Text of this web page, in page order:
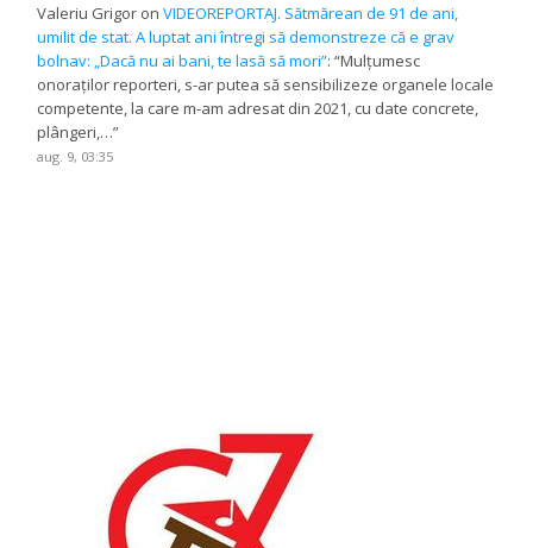
Valeriu Grigor onVIDEOREPORTAJ. Sătmărean de 91 de ani,
umilit de stat. A luptat ani întregi să demonstreze că e grav
bolnav: „Dacă nu ai bani, te lasă să mori”: “Mulțumesc
onoraților reporteri, s-ar putea să sensibilizeze organele locale
competente, la care m-am adresat din 2021, cu date concrete,
plângeri,…”
aug. 9, 03:35